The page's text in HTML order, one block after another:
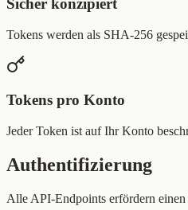
Sicher konzipiert
Tokens werden als SHA-256
Tokens pro Konto
Jeder Token ist auf Ihr Konto
Authentifizierung
Alle API-Endpoints erfördern